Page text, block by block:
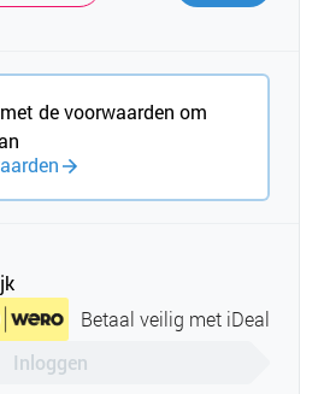
de voorwaarden om
Betaal veilig met iDeal
Inloggen